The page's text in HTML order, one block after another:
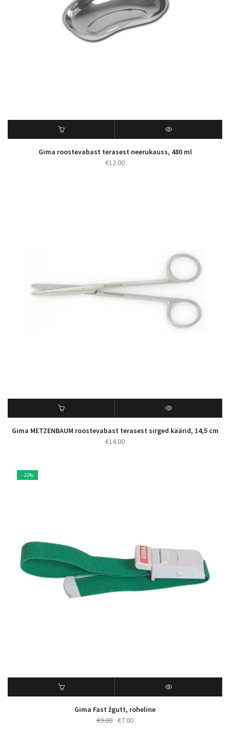
Gima roostevabast terasest neerukauss, 480 ml
€12.00
Gima METZENBAUM roostevabast terasest sirged käärid, 14,5 cm
€14.00
- 22%
Gima Fast žgutt, roheline
€9.00 Algne
€7.00Praegune